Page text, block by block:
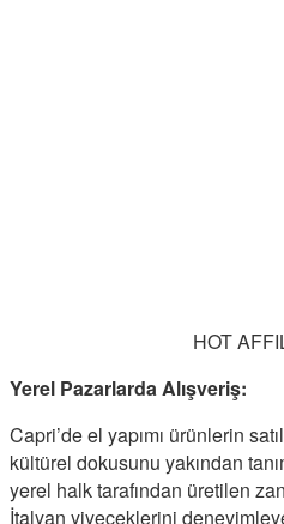
HOT
Yerel Pazarlarda Alışveriş:
Capri’de el yapımı ürünlerin
kültürel dokusunu yakından
yerel halk tarafından üretilen
İtalyan yiyeceklerini